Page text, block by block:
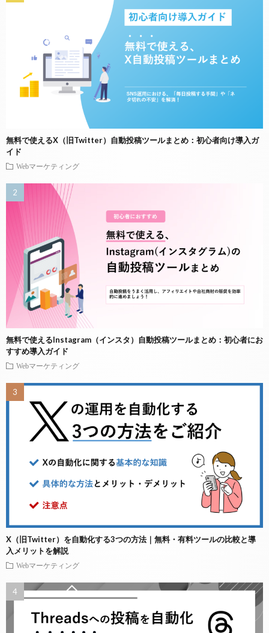
無料で使えるX（旧Twitter）自動投稿ツールまとめ：初心者向け導入ガ
イド
Webマーケティング
無料で使えるInstagram（インスタ）自動投稿ツールまとめ：初心者にお
すすめ導入ガイド
Webマーケティング
X（旧Twitter）を自動化する3つの方法｜無料・有料ツールの比較と導
入メリットを解説
Webマーケティング